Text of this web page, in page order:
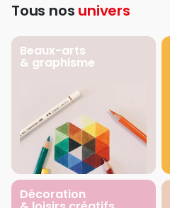
Tous nos univers
Beaux-arts
& graphisme
Décoration